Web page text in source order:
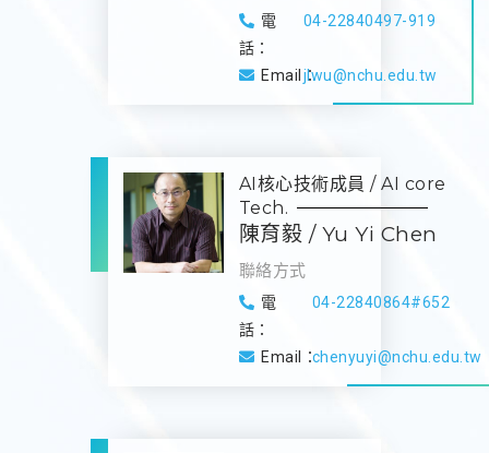
電
話：
04-22840497-919
Email：jlwu@nchu.edu.tw
AI核心技術成員 / AI core
Tech.
陳育毅 / Yu Yi Chen
聯絡方式
電
話：
04-22840864#652
Email：chenyuyi@nchu.edu.tw